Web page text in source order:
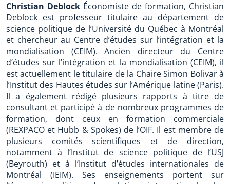
Christian Deblock Économiste de formation, Christian
Deblock est professeur titulaire au département de
science politique de l’Université du Québec à Montréal
et chercheur au Centre d’études sur l’intégration et la
mondialisation (CEIM). Ancien directeur du Centre
d’études sur l’intégration et la mondialisation (CEIM), il
est actuellement le titulaire de la Chaire Simon Bolivar à
l’Institut des Hautes études sur l’Amérique latine (Paris).
Il a également rédigé plusieurs rapports à titre de
consultant et participé à de nombreux programmes de
formation, dont ceux en formation commerciale
(REXPACO et Hubb & Spokes) de l’OIF. Il est membre de
plusieurs comités scientifiques et de direction,
notamment à l’Institut de science politique de l’USJ
(Beyrouth) et à l’Institut d’études internationales de
Montréal (IEIM). Ses enseignements portent sur